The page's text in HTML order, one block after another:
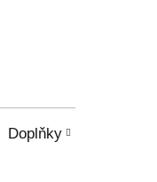
Doplňky